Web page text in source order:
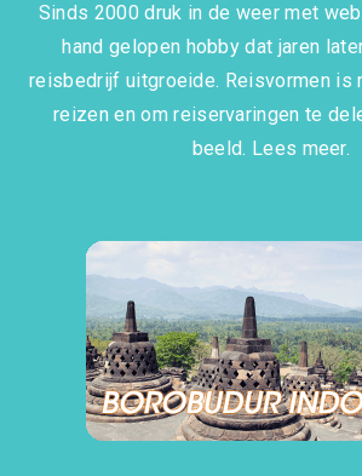
Sinds 2000 druk in de weer met
hand gelopen hobby dat jaren
reisbedrijf uitgroeide. Reisvormen is
reizen en om reiservaringen te
beeld. Lees meer.